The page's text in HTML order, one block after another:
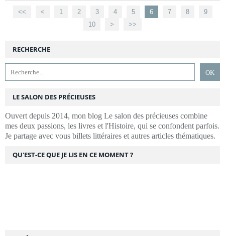
<< < 1 2 3 4 5 6 7 8
9
10
20
30
40
50
> >>
RECHERCHE
LE SALON DES PRÉCIEUSES
Ouvert depuis 2014, mon blog Le salon des précieuses combine
mes deux passions, les livres et l'Histoire, qui se confondent parfois.
Je partage avec vous billets littéraires et autres articles thématiques.
QU'EST-CE QUE JE LIS EN CE MOMENT ?